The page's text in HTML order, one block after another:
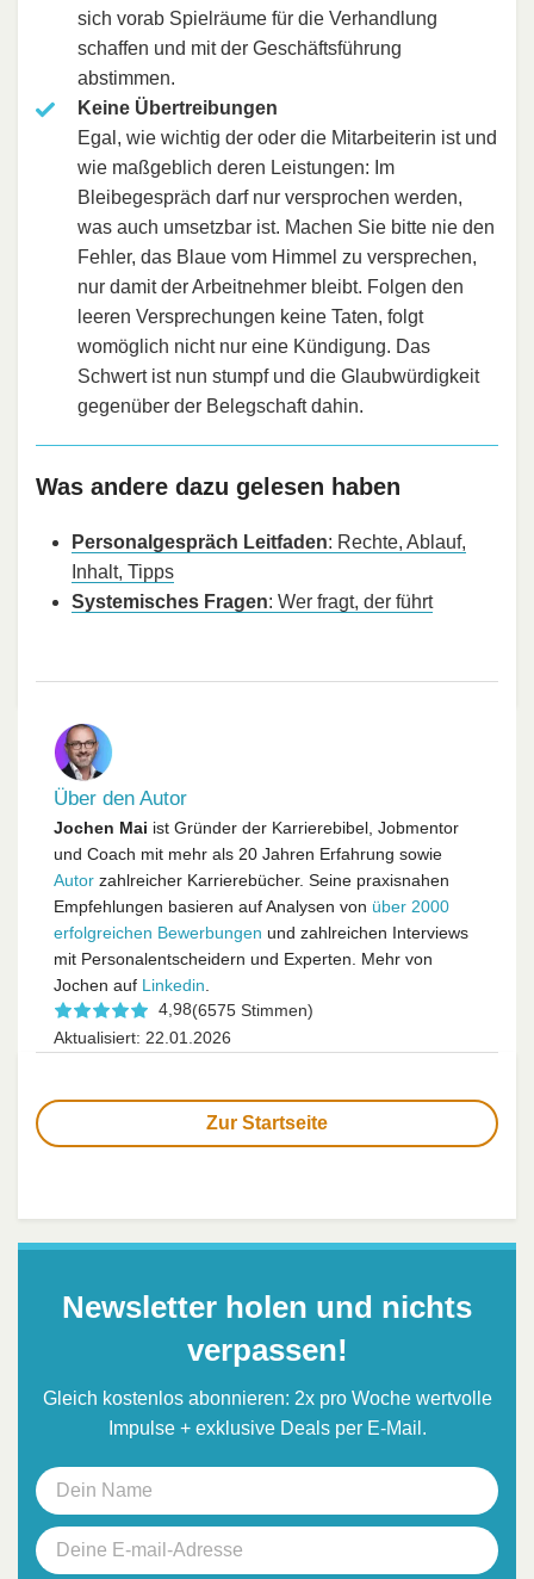
sich vorab Spielräume für die Verhandlung
schaffen und mit der Geschäftsführung
abstimmen.
Keine Übertreibungen
Egal, wie wichtig der oder die Mitarbeiterin ist und
wie maßgeblich deren Leistungen: Im
Bleibegespräch darf nur versprochen werden,
was auch umsetzbar ist. Machen Sie bitte nie den
Fehler, das Blaue vom Himmel zu versprechen,
nur damit der Arbeitnehmer bleibt. Folgen den
leeren Versprechungen keine Taten, folgt
womöglich nicht nur eine Kündigung. Das
Schwert ist nun stumpf und die Glaubwürdigkeit
gegenüber der Belegschaft dahin.
Was andere dazu gelesen haben
Personalgespräch Leitfaden: Rechte, Ablauf,
Inhalt, Tipps
Systemisches Fragen: Wer fragt, der führt
Über den Autor
Jochen Mai ist Gründer der Karrierebibel, Jobmentor
und Coach mit mehr als 20 Jahren Erfahrung sowie
Autor zahlreicher Karrierebücher. Seine praxisnahen
Empfehlungen basieren auf Analysen von über 2000
erfolgreichen Bewerbungen und zahlreichen Interviews
mit Personalentscheidern und Experten. Mehr von
Jochen auf Linkedin
4,98(6575 Stimmen)
Aktualisiert: 22.01.2026
Zur Startseite
Newsletter holen und nichts
verpassen!
Gleich kostenlos abonnieren: 2x pro Woche wertvolle
Impulse + exklusive Deals per E-Mail.